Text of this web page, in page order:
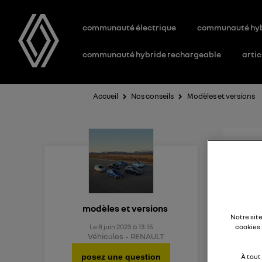
communauté électrique communauté
communauté hybride rechargeable
Accueil Nos conseils Modèles et versions
modèles et versions
Le 8 juin 2023 à 13:15
Véhicules RENAULT
posez une question
Notre
cookies
À tout